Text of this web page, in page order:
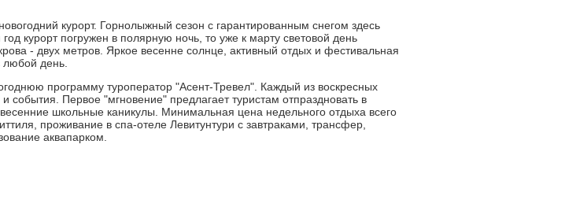
курорт. Горнолыжный сезон с гарантированным снегом здесь
курорт погружен в полярную ночь, то уже к марту световой день
- двух метров. Яркое весенне солнце, активный отдых и фестивальная
любой день.
программу туроператор "Асент-Тревел". Каждый из воскресных
события. Первое "мгновение" предлагает туристам отпраздновать в
школьные каникулы. Минимальная цена недельного отдыха всего
проживание в спа-отеле Левитунтури с завтраками, трансфер,
аквапарком.